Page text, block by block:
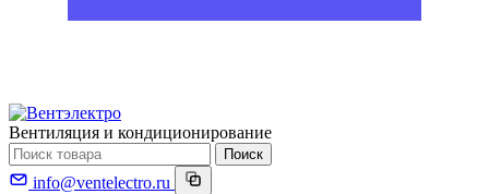
Вентиляция и кондиционирование
Поиск
info@ventelectro.ru